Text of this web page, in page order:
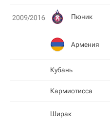
2009/2016 Пюник
Армения
Кубань
Кармиотисса
Ширак